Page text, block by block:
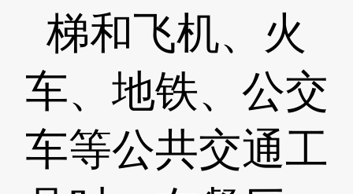
梯和飞机、火
车、地铁、公交
车等公共交通工